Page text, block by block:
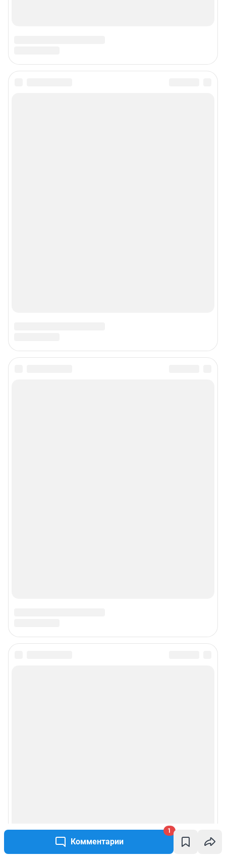
Комментарии
1